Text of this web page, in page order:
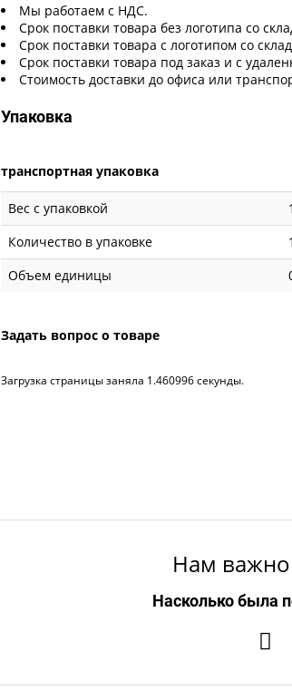
Мы работаем с НДС.
Срок поставки товара без логотипа со
Срок поставки товара с логотипом со
Срок поставки товара под заказ и с
Стоимость доставки до офиса или
Упаковка
транспортная упаковка
Вес с упаковкой
Количество в упаковке
Объем единицы
Задать вопрос о товаре
Загрузка страницы заняла 1.460996 секунды.
Нам важно
Насколько была